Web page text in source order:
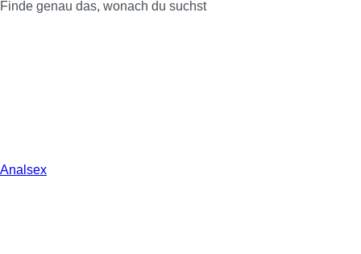
Finde genau das, wonach du suchst
Analsex